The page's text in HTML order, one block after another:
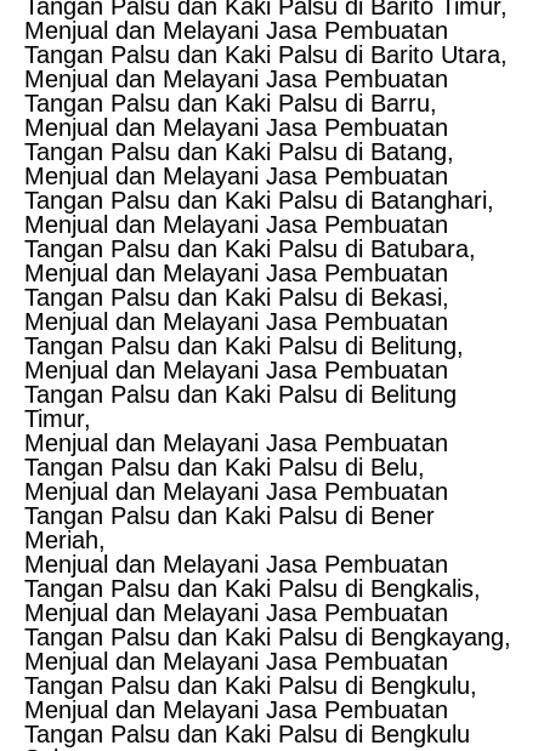
Tangan Palsu dan Kaki Palsu di Barito Timur,
Menjual dan Melayani Jasa Pembuatan
Tangan Palsu dan Kaki Palsu di Barito Utara,
Menjual dan Melayani Jasa Pembuatan
Tangan Palsu dan Kaki Palsu di Barru,
Menjual dan Melayani Jasa Pembuatan
Tangan Palsu dan Kaki Palsu di Batang,
Menjual dan Melayani Jasa Pembuatan
Tangan Palsu dan Kaki Palsu di Batanghari,
Menjual dan Melayani Jasa Pembuatan
Tangan Palsu dan Kaki Palsu di Batubara,
Menjual dan Melayani Jasa Pembuatan
Tangan Palsu dan Kaki Palsu di Bekasi,
Menjual dan Melayani Jasa Pembuatan
Tangan Palsu dan Kaki Palsu di Belitung,
Menjual dan Melayani Jasa Pembuatan
Tangan Palsu dan Kaki Palsu di Belitung
Timur,
Menjual dan Melayani Jasa Pembuatan
Tangan Palsu dan Kaki Palsu di Belu,
Menjual dan Melayani Jasa Pembuatan
Tangan Palsu dan Kaki Palsu di Bener
Meriah,
Menjual dan Melayani Jasa Pembuatan
Tangan Palsu dan Kaki Palsu di Bengkalis,
Menjual dan Melayani Jasa Pembuatan
Tangan Palsu dan Kaki Palsu di Bengkayang,
Menjual dan Melayani Jasa Pembuatan
Tangan Palsu dan Kaki Palsu di Bengkulu,
Menjual dan Melayani Jasa Pembuatan
Tangan Palsu dan Kaki Palsu di Bengkulu